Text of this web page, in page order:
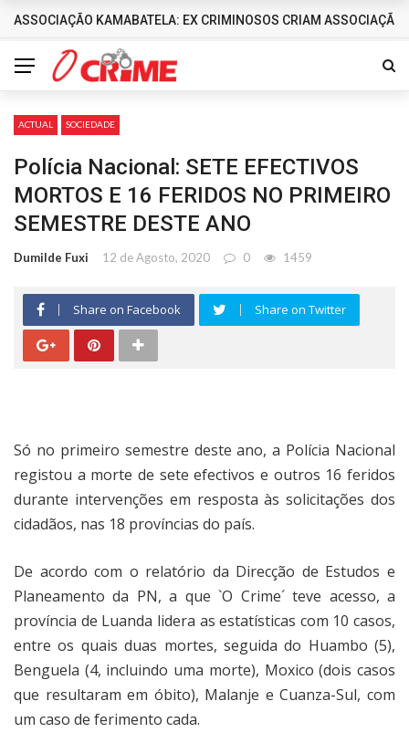
DESTAQUES
ASSOCIAÇÃO KAMABATELA: EX CRIMINOSOS CRIAM
ACTUAL SOCIEDADE
Polícia Nacional: SETE EFECTIVOS
MORTOS E 16 FERIDOS NO PRIMEIRO
SEMESTRE DESTE ANO
Dumilde Fuxi 12 de Agosto, 2020 0 1459
Share on Facebook Share on Twitter
Só no primeiro semestre deste ano, a Polícia Nacional
registou a morte de sete efectivos e outros 16 feridos
durante intervenções em resposta às solicitações dos
cidadãos, nas 18 províncias do país.
De acordo com o relatório da Direcção de Estudos e
Planeamento da PN, a que `O Crime´ teve acesso, a
província de Luanda lidera as estatísticas com 10 casos,
entre os quais duas mortes, seguida do Huambo (5),
Benguela (4, incluindo uma morte), Moxico (dois casos
que resultaram em óbito), Malanje e Cuanza-Sul, com
um caso de ferimento cada.